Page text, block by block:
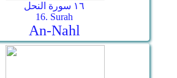
١٦ سورة النحل
16. Surah
An-Nahl